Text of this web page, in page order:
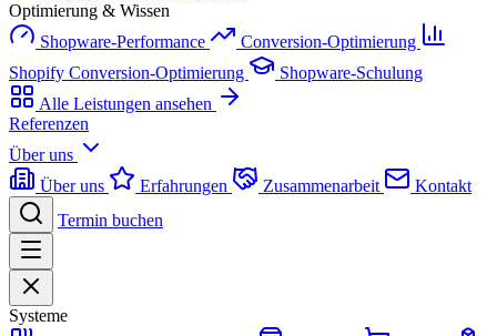
Optimierung & Wissen
Shopware-Performance
Conversion-Optimierung
Shopify Conversion-Optimierung
Shopware-Schulung
Alle Leistungen ansehen
Referenzen
Über uns
Über uns
Erfahrungen Zusammenarbeit
Kontakt
Termin buchen
Systeme